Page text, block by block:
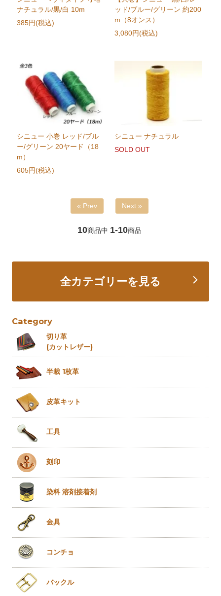
ナチュラル/黒/白 10m
385円(税込)
ッド/ブルー/グリーン 約200
m（8オンス）
3,080円(税込)
シニュー 小巻 レッド/ブル
ー/グリーン 20ヤード（18
m）
605円(税込)
シニュー ナチュラル
SOLD OUT
« Prev Next »
10商品中 1-10商品
全カテゴリーを見る
Category
切り革
(カットレザー)
半裁 1枚革
皮革キット
工具
刻印
染料 溶剤接着剤
金具
コンチョ
バックル